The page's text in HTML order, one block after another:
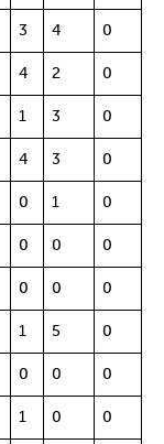
3 4 0
4 2 0
1 3 0
4 3 0
0 1 0
0 0 0
0 0 0
1 5 0
0 0 0
1 0 0